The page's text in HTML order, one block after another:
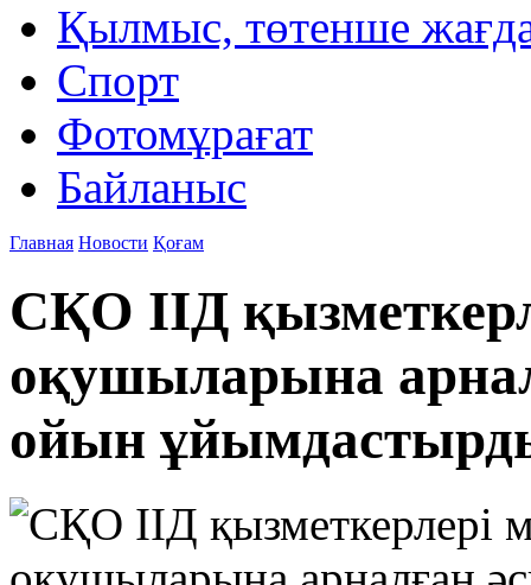
Қылмыс, төтенше
Спорт
Фотомұрағат
Байланыс
Главная Новости Қоғам
СҚО ІІД
оқушыларына
ойын